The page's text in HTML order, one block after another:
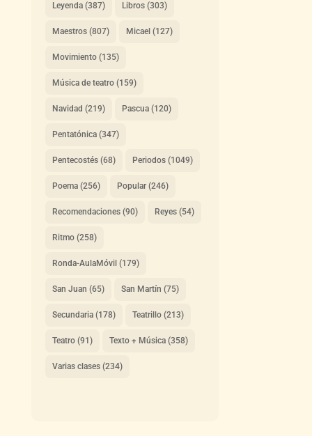
Leyenda(387) Libros(303)
Maestros(807) Micael (127)
Movimiento(135)
Música de teatro(159)
Navidad (219) Pascua(120)
Pentatónica(347)
Pentecostés(68) Periodos(1049)
Poema(256) Popular(246)
Recomendaciones(90) Reyes(54)
Ritmo(258)
Ronda-AulaMóvil (179)
San Juan (65) San Martín (75)
Secundaria(178) Teatrillo(213)
Teatro(91) Texto + Música(358)
Varias clases(234)